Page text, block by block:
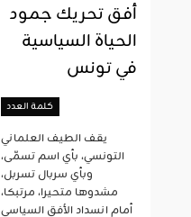
أفق تحريك جمود
الحياة السياسية
في تونس
كلمة العدد
يقف الطيف العلماني
التونسي، بأي اسم تسمّى،
وبأي سربال تسربل،
مشدوها متحيرا، مرتبكا،
أمام انسداد الأفق السياسي